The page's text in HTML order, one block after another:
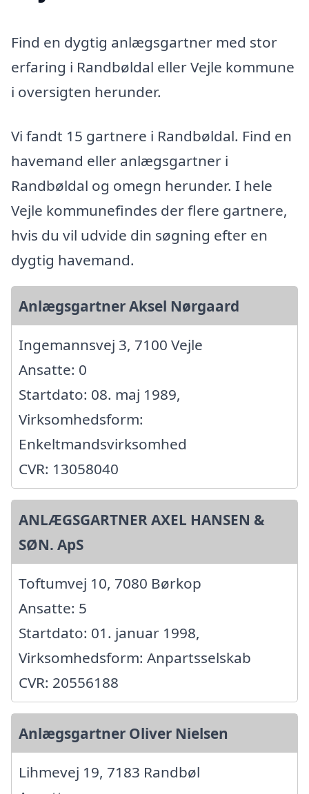
Find en dygtig anlægsgartner med stor
erfaring i Randbøldal eller Vejle kommune
i oversigten herunder.
Vi fandt 15 gartnere i Randbøldal. Find en
havemand eller anlægsgartner i
Randbøldal og omegn herunder. I hele
Vejle kommunefindes der flere gartnere,
hvis du vil udvide din søgning efter en
dygtig havemand.
Anlægsgartner Aksel Nørgaard
Ingemannsvej 3, 7100 Vejle
Ansatte: 0
Startdato: 08. maj 1989,
Virksomhedsform:
Enkeltmandsvirksomhed
CVR: 13058040
ANLÆGSGARTNER AXEL HANSEN &
SØN. ApS
Toftumvej 10, 7080 Børkop
Ansatte: 5
Startdato: 01. januar 1998,
Virksomhedsform: Anpartsselskab
CVR: 20556188
Anlægsgartner Oliver Nielsen
Lihmevej 19, 7183 Randbøl